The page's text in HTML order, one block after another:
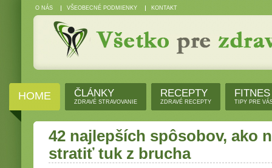
O NÁS VŠEOBECNÉ PODMIENKY KONTAKT
HOME ČLÁNKY
ZDRAVÉ STRAVOVANIE
RECEPTY
ZDRAVÉ RECEPTY
FITNES
TIPY PRE
42 najlepších spôsobov, ako
stratiť tuk z brucha